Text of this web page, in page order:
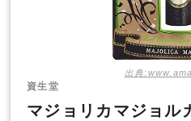
出典
資生堂
マジョリカマジョル